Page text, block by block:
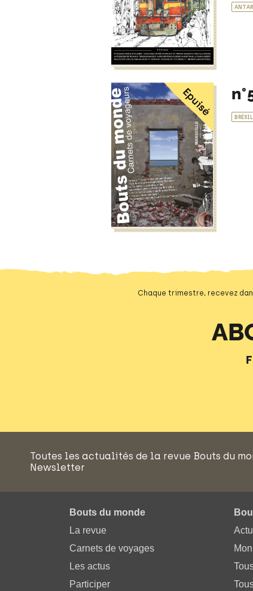
BRÉSIL
Chaque trimestre, recevez
Toutes les actualités de la revue Bouts du
Newsletter
Bouts du monde
La revue
Carnets de voyages
Les actus
Participer